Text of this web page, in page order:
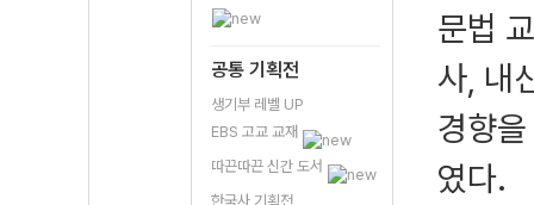
공통 기획전
생기부 레벨 UP
EBS 고교 교재
따끈따끈 신간 도서
한국사 기획전
문법
사, 내
경향
였다.